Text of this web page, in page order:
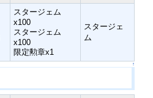
スタージェム
x100
スタージェム
x100
限定勲章x1
スタージェ
ム
↑